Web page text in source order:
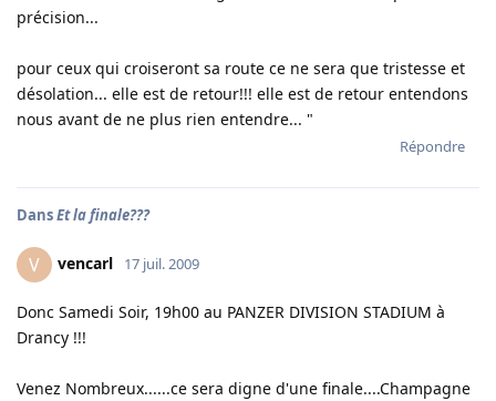
précision...
pour ceux qui croiseront sa route ce ne sera que tristesse et
désolation... elle est de retour!!! elle est de retour entendons
nous avant de ne plus rien entendre... "
Répondre
DansEt la finale???
V vencarl 17 juil. 2009
Donc Samedi Soir, 19h00 au PANZER DIVISION STADIUM à
Drancy !!!
Venez Nombreux......ce sera digne d'une finale....Champagne